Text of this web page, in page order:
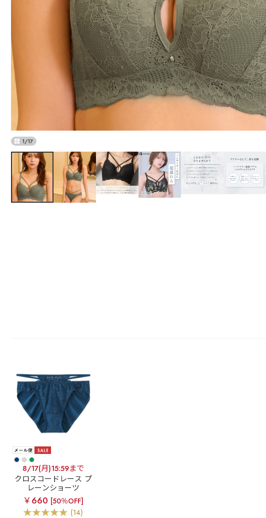
1/17
8/17(月)15:59まで
クロスコードレース プ
レーンショーツ
￥660 [50％OFF]
(14)